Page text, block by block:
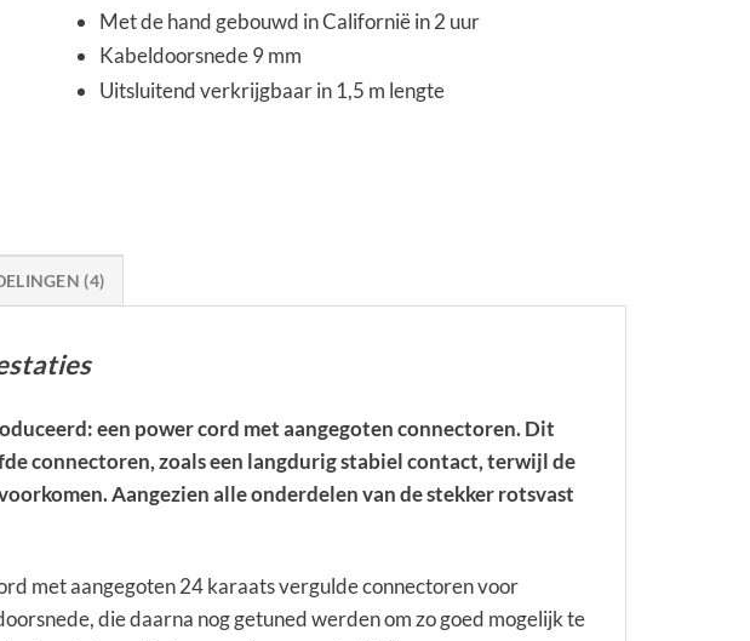
Met de hand gebouwd in Californië in 2 uur
Kabeldoorsnede 9 mm
Uitsluitend verkrijgbaar in 1,5 m lengte
(4)
een power cord met aangegoten connectoren. Dit
connectoren, zoals een langdurig stabiel contact, terwijl de
Aangezien alle onderdelen van de stekker rotsvast
met aangegoten 24 karaats vergulde connectoren voor
die daarna nog getuned werden om zo goed mogelijk te